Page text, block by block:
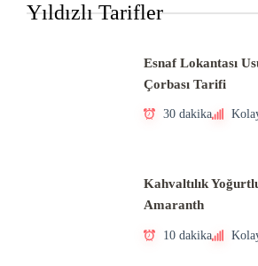
Yıldızlı Tarifler
Esnaf Lokantası
Çorbası Tarifi
30 dakika
Kahvaltılık
Amaranth
10 dakika